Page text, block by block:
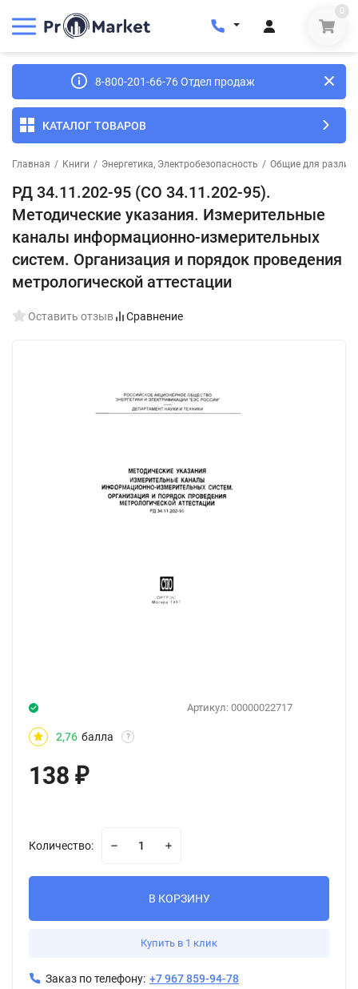
0
8-800-201-66-76 Отдел продаж
КАТАЛОГ ТОВАРОВ
Главная / Книги / Энергетика, Электробезопасность / Общие для
РД 34.11.202-95 (СО 34.11.202-95).
Методические указания. Измерительные
каналы информационно-измерительных
систем. Организация и порядок проведения
метрологической аттестации
Оставить отзыв Сравнение
Артикул: 00000022717
2,76 балла ?
138 ₽
Количество:
В КОРЗИНУ
Купить в 1 клик
Заказ по телефону: +7 967 859-94-78